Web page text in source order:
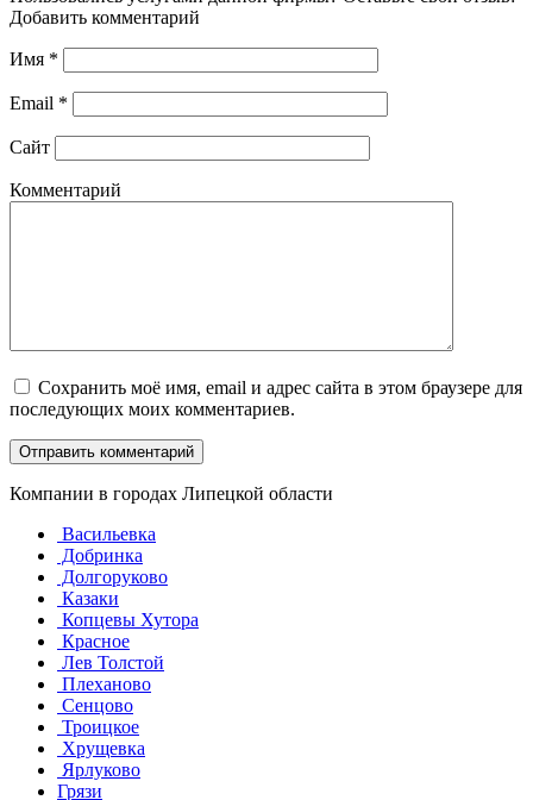
Добавить комментарий
Имя *
Email *
Сайт
Комментарий
Сохранить моё имя, email и адрес сайта в этом браузере для
последующих моих комментариев.
Компании в городах Липецкой области
Васильевка
Добринка
Долгоруково
Казаки
Копцевы Хутора
Красное
Лев Толстой
Плеханово
Сенцово
Троицкое
Хрущевка
Ярлуково
Грязи